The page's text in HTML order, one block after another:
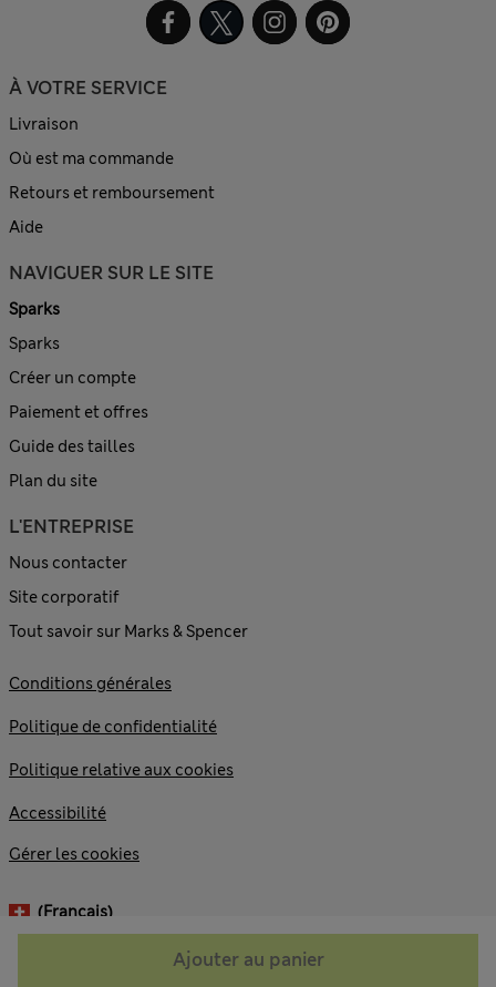
Ajouter au panier
À VOTRE SERVICE
Livraison
Où est ma commande
Retours et remboursement
Aide
NAVIGUER SUR LE SITE
Sparks
Sparks
Créer un compte
Paiement et offres
Guide des tailles
Plan du site
L'ENTREPRISE
Nous contacter
Site corporatif
Tout savoir sur Marks & Spencer
© 2026 Marks and Spencer plc
Conditions générales
Politique de confidentialité
Politique relative aux cookies
Accessibilité
Gérer les cookies
(français)